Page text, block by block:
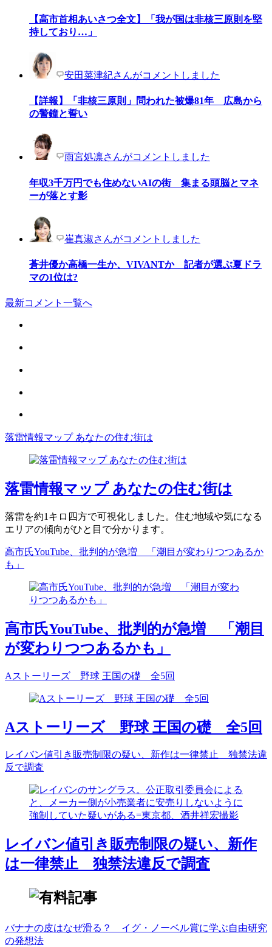
【高市首相あいさつ全文】「我が国は非核三原則を堅
持しており…」
安田菜津紀さんがコメントしました
【詳報】「非核三原則」問われた被爆81年 広島から
の警鐘と誓い
雨宮処凛さんがコメントしました
年収3千万円でも住めないAIの街 集まる頭脳とマネ
ーが落とす影
崔真淑さんがコメントしました
蒼井優か高橋一生か、VIVANTか 記者が選ぶ夏ドラ
マの1位は?
最新コメント一覧へ
落雷情報マップ あなたの住む街は
落雷情報マップ あなたの住む街は
落雷を約1キロ四方で可視化しました。住む地域や気になる
エリアの傾向がひと目で分かります。
高市氏YouTube、批判的が急増 「潮目が変わりつつあるか
も」
高市氏YouTube、批判的が急増 「潮目
が変わりつつあるかも」
Aストーリーズ 野球 王国の礎 全5回
Aストーリーズ 野球 王国の礎 全5回
レイバン値引き販売制限の疑い、新作は一律禁止 独禁法違
反で調査
レイバン値引き販売制限の疑い、新作
は一律禁止 独禁法違反で調査
バナナの皮はなぜ滑る？ イグ・ノーベル賞に学ぶ自由研究
の発想法